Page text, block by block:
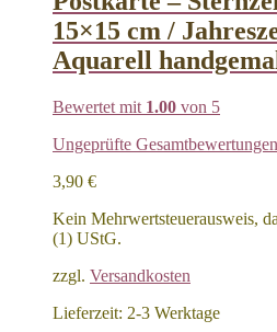
15×15 cm /
Aquarell
Bewertet mit 1.00 von 5
Ungeprüfte Gesamtbewertungen
3,90 €
Kein Mehrwertsteuerausweis,
(1) UStG.
zzgl. Versandkosten
Lieferzeit: 2-3 Werktage